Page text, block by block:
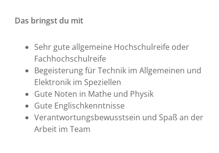
Das bringst du mit
Sehr gute allgemeine Hochschulreife oder
Fachhochschulreife
Begeisterung für Technik im Allgemeinen und
Elektronik im Speziellen
Gute Noten in Mathe und Physik
Gute Englischkenntnisse
Verantwortungsbewusstsein und Spaß an der
Arbeit im Team